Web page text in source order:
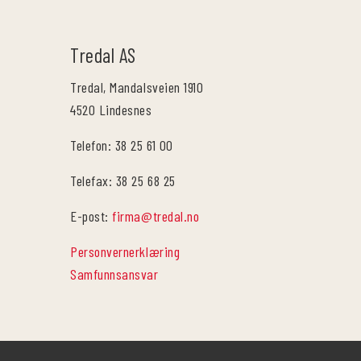
Tredal AS
Tredal, Mandalsveien 1910
4520 Lindesnes
Telefon: 38 25 61 00
Telefax: 38 25 68 25
E-post:firma@tredal.no
Personvernerklæring
Samfunnsansvar